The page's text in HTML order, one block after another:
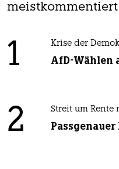
meistkommentiert
1 Krise der
AfD-Wählen
2 Streit um Rente